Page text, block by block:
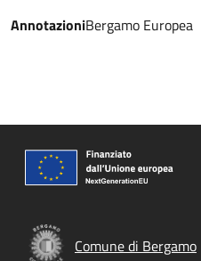
AnnotazioniBergamo Europea
Comune di Bergamo